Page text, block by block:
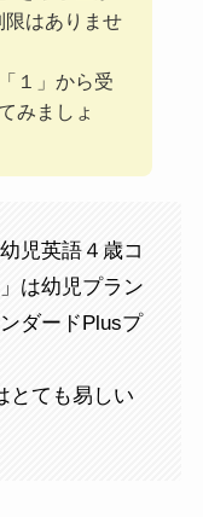
限はありませ
１」から受
みましょ
児英語４歳コ
は幼児プラン
ダードPlusプ
とても易しい